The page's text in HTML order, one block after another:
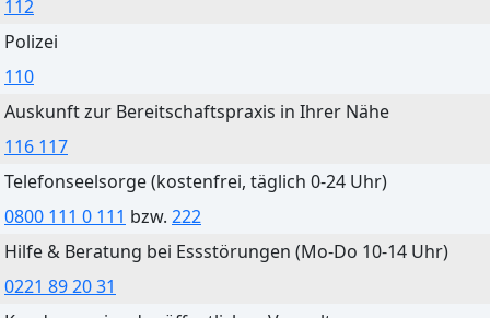
Klarer Himmel
13°C
Cottbus
Heute
Klarer Himmel
Morgen
112
Polizei
110
Auskunft zur Bereitschaftspraxis in Ihrer Nähe
116 117
Telefonseelsorge (kostenfrei, täglich 0-24 Uhr)
0800 111 0 111 bzw. 222
Hilfe & Beratung bei Essstörungen (Mo-Do 10-14 Uhr)
0221 89 20 31